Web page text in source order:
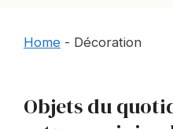
Home - Décoration
Objets du